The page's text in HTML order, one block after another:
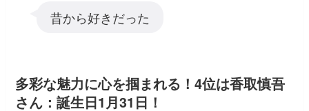
昔から好きだった
多彩な魅力に心を掴まれる！4位は香取慎吾
さん：誕生日1月31日！